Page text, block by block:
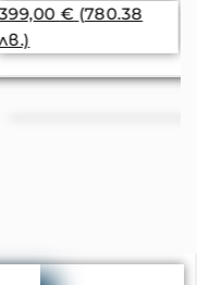
€ (780.38